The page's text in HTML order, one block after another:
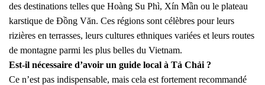
des destinations telles que Hoàng Su Phì, Xín Mần ou le plateau
karstique de Đồng Văn. Ces régions sont célèbres pour leurs
rizières en terrasses, leurs cultures ethniques variées et leurs routes
de montagne parmi les plus belles du Vietnam.
Est-il nécessaire d’avoir un guide local à Tả Chải ?
Ce n’est pas indispensable, mais cela est fortement recommandé